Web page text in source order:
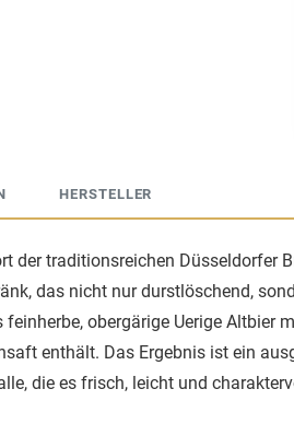
HERSTELLER
der traditionsreichen Düsseldorfer
das nicht nur durstlöschend,
obergärige Uerige Altbier
enthält. Das Ergebnis ist ein
die es frisch, leicht und